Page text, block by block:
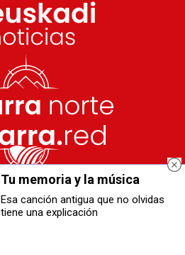
Tu memoria y la música
Esa canción antigua que no olvidas
tiene una explicación